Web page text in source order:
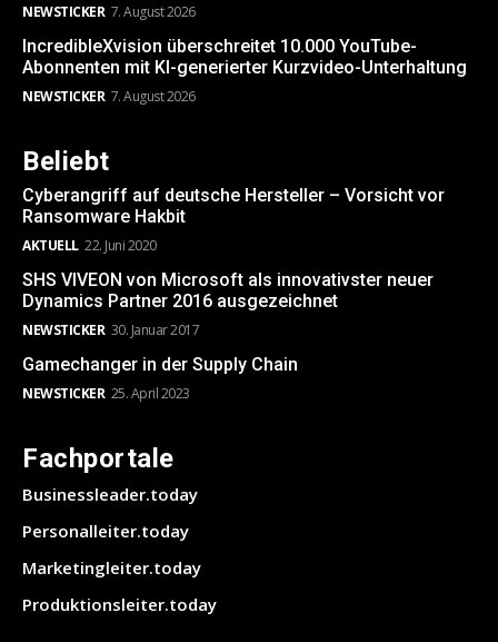
NEWSTICKER 7. August 2026
IncredibleXvision überschreitet 10.000 YouTube-
Abonnenten mit KI-generierter Kurzvideo-Unterhaltung
NEWSTICKER 7. August 2026
Beliebt
Cyberangriff auf deutsche Hersteller – Vorsicht vor
Ransomware Hakbit
AKTUELL 22. Juni 2020
SHS VIVEON von Microsoft als innovativster neuer
Dynamics Partner 2016 ausgezeichnet
NEWSTICKER 30. Januar 2017
Gamechanger in der Supply Chain
NEWSTICKER 25. April 2023
Fachportale
Businessleader.today
Personalleiter.today
Marketingleiter.today
Produktionsleiter.today